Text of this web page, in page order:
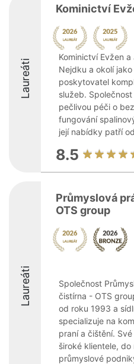
Laureáti
Kominictví
Kominictví Evžen
Nejdku a okolí
poskytovatel
služeb.
pečlivou péči o
fungování
její nabídky patří
8.5
Laureáti
Průmyslová
OTS group
Společnost
čistírna - OTS
od roku 1993 a
specializuje na
praní a čištění.
široké klientele,
průmyslové